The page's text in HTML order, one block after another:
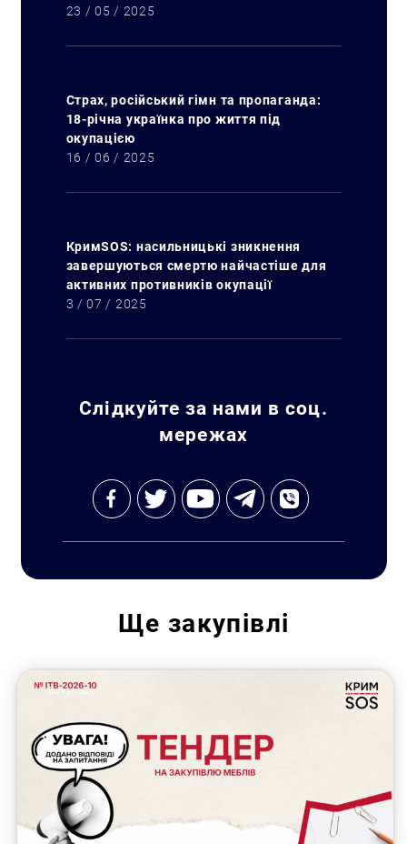
23 / 05 / 2025
Страх, російський гімн та пропаганда:
18-річна українка про життя під
окупацією
16 / 06 / 2025
КримSOS: насильницькі зникнення
завершуються смертю найчастіше для
активних противників окупації
3 / 07 / 2025
Слідкуйте за нами в соц.
мережах
Ще закупівлі
Закупівлі